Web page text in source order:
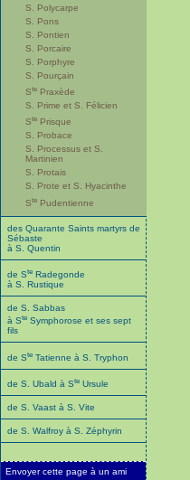
S. Polycarpe
S. Pons
S. Pontien
S. Porcaire
S. Porphyre
S. Pourçain
Ste Praxède
S. Prime et S. Félicien
Ste Prisque
S. Probace
S. Processus et S.
Martinien
S. Protais
S. Prote et S. Hyacinthe
Ste Pudentienne
des Quarante Saints martyrs de
Sébaste
à S. Quentin
de Ste Radegonde
à S. Rustique
de S. Sabbas
à Ste Symphorose et ses sept
fils
de Ste Tatienne à S. Tryphon
de S. Ubald à Ste Ursule
de S. Vaast à S. Vite
de S. Walfroy à S. Zéphyrin
Envoyer cette page à un ami